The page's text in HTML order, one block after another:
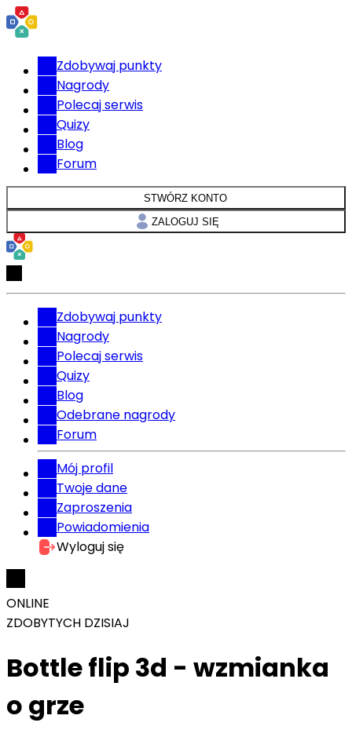
Zdobywaj punkty
Nagrody
Polecaj serwis
Quizy
Blog
Forum
STWÓRZ KONTO
ZALOGUJ SIĘ
Zdobywaj punkty
Nagrody
Polecaj serwis
Quizy
Blog
Odebrane nagrody
Forum
Mój profil
Twoje dane
Zaproszenia
Powiadomienia
Wyloguj się
ONLINE
ZDOBYTYCH DZISIAJ
Bottle flip 3d - wzmianka
o grze